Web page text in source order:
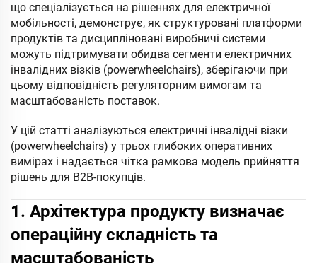
що спеціалізується на рішеннях для електричної
мобільності, демонструє, як структуровані платформи
продуктів та дисципліновані виробничі системи
можуть підтримувати обидва сегменти електричних
інвалідних візків (powerwheelchairs), зберігаючи при
цьому відповідність регуляторним вимогам та
масштабованість поставок.
У цій статті аналізуються електричні інвалідні візки
(powerwheelchairs) у трьох глибоких оперативних
вимірах і надається чітка рамкова модель прийняття
рішень для B2B-покупців.
1. Архітектура продукту визначає
операційну складність та
масштабованість